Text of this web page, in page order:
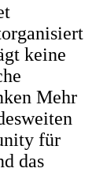
keine
Mehr
für
das